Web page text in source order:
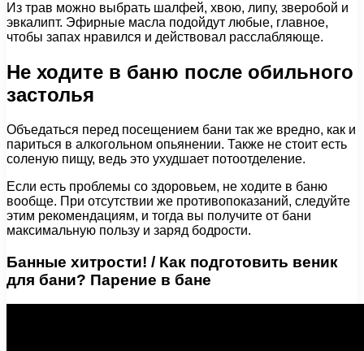
Из трав можно выбрать шалфей, хвою, липу, зверобой и
эвкалипт. Эфирные масла подойдут любые, главное,
чтобы запах нравился и действовал расслабляюще.
Не ходите в баню после обильного
застолья
Объедаться перед посещением бани так же вредно, как и
париться в алкогольном опьянении. Также не стоит есть
соленую пищу, ведь это ухудшает потоотделение.
Если есть проблемы со здоровьем, не ходите в баню
вообще. При отсутствии же противопоказаний, следуйте
этим рекомендациям, и тогда вы получите от бани
максимальную пользу и заряд бодрости.
Банные хитрости! / Как подготовить веник
для бани? Парение в бане